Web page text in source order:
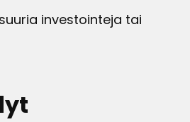
investointeja tai